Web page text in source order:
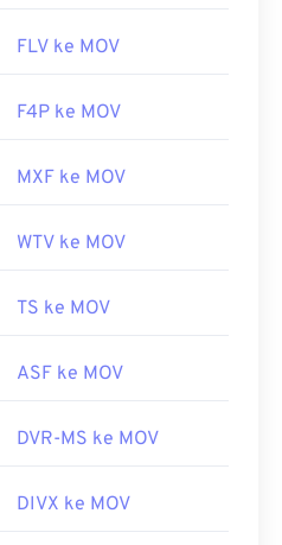
FLV ke MOV
F4P ke MOV
MXF ke MOV
WTV ke MOV
TS ke MOV
ASF ke MOV
DVR-MS ke MOV
DIVX ke MOV